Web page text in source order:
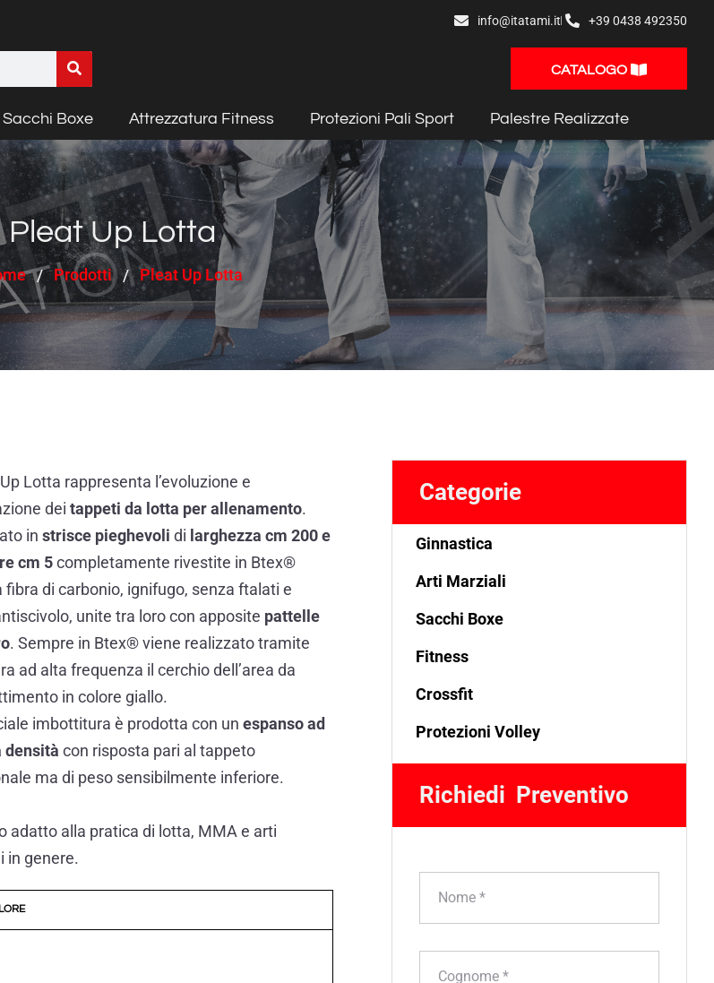
info@itatami.it +39 0438 492350
CATALOGO
Sacchi Boxe Attrezzatura Fitness Protezioni Pali Sport Palestre Realizzate
Pleat Up Lotta
Prodotti Pleat Up Lotta
Categorie
Ginnastica
Arti Marziali
Sacchi Boxe
Fitness
Crossfit
Protezioni Volley
Richiedi  Preventivo
Lotta rappresenta l’evoluzione e
deitappeti da lotta per allenamento.
instrisce pieghevoli di larghezza cm 200 e
cm 5completamente rivestite in Btex®
fibra di carbonio, ignifugo, senza ftalati e
unite tra loro con apposite pattelle
. Sempre in Btex® viene realizzato tramite
ad alta frequenza il cerchio dell’area da
in colore giallo.
imbottitura è prodotta con unespanso ad
densità con risposta pari al tappeto
ma di peso sensibilmente inferiore.
adatto alla pratica di lotta, MMA e arti
in genere.